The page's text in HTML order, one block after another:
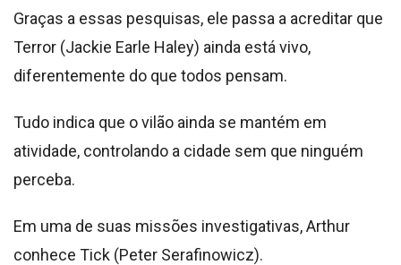
Graças a essas pesquisas, ele passa a acreditar que
Terror (Jackie Earle Haley) ainda está vivo,
diferentemente do que todos pensam.
Tudo indica que o vilão ainda se mantém em
atividade, controlando a cidade sem que ninguém
perceba.
Em uma de suas missões investigativas, Arthur
conhece Tick (Peter Serafinowicz).